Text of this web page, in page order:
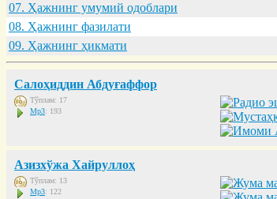
07. Ҳaжнинг умумий одоблaри
08. Ҳaжнинг фaзилaти
09. Ҳaжнинг ҳикмaти
Салоҳиддин Абдуғаффор
Тўплам: 17
Mp3: 193
Азизхўжа Хайруллоҳ
Тўплам: 13
Mp3: 122